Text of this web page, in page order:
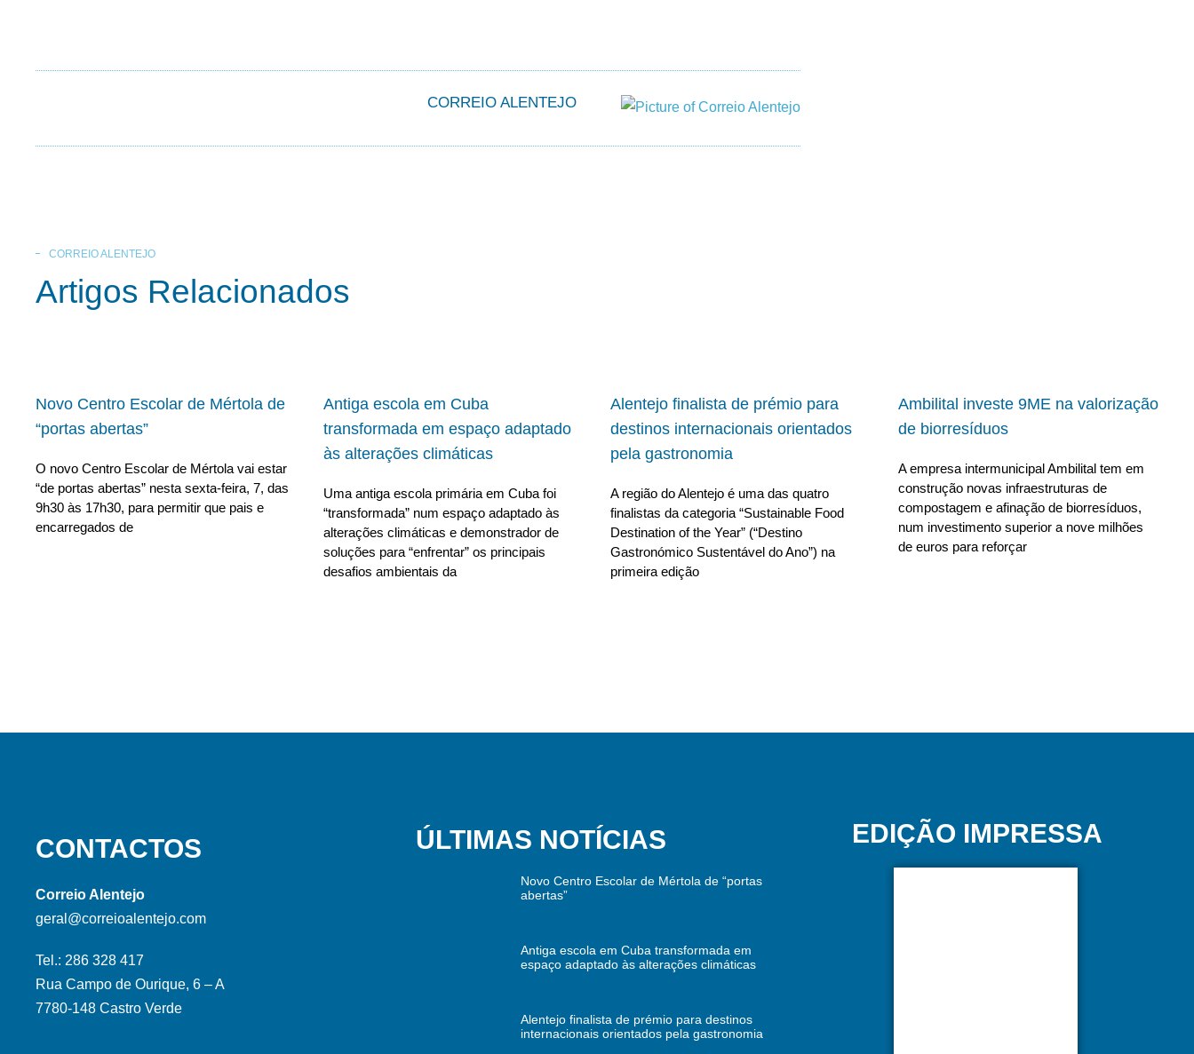
CORREIO ALENTEJO
CORREIO ALENTEJO
Artigos Relacionados
Novo Centro Escolar de Mértola de
“portas abertas”
O novo Centro Escolar de Mértola vai estar
“de portas abertas” nesta sexta-feira, 7, das
9h30 às 17h30, para permitir que pais e
encarregados de
Antiga escola em Cuba
transformada em espaço adaptado
às alterações climáticas
Uma antiga escola primária em Cuba foi
“transformada” num espaço adaptado às
alterações climáticas e demonstrador de
soluções para “enfrentar” os principais
desafios ambientais da
Alentejo finalista de prémio para
destinos internacionais orientados
pela gastronomia
A região do Alentejo é uma das quatro
finalistas da categoria “Sustainable Food
Destination of the Year” (“Destino
Gastronómico Sustentável do Ano”) na
primeira edição
Ambilital investe 9ME na valorização
de biorresíduos
A empresa intermunicipal Ambilital tem em
construção novas infraestruturas de
compostagem e afinação de biorresíduos,
num investimento superior a nove milhões
de euros para reforçar
CONTACTOS
Correio Alentejo
geral@correioalentejo.com
Tel.: 286 328 417
Rua Campo de Ourique, 6 – A
7780-148 Castro Verde
ÚLTIMAS NOTÍCIAS
Novo Centro Escolar de Mértola de “portas
abertas”
Antiga escola em Cuba transformada em
espaço adaptado às alterações climáticas
Alentejo finalista de prémio para destinos
internacionais orientados pela gastronomia
EDIÇÃO IMPRESSA